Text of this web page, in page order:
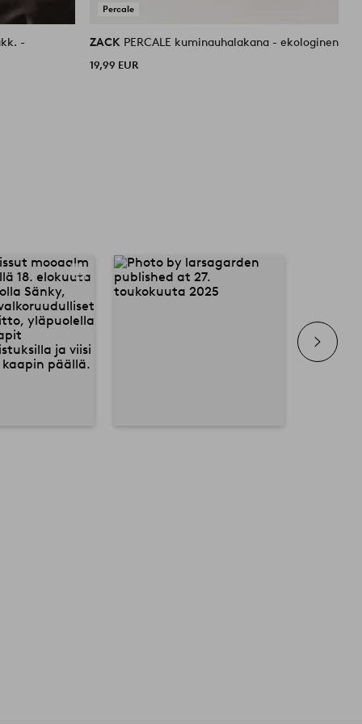
-
Percale
ZACK PERCALE kuminauhalakana - ekologinen
19,99 EUR